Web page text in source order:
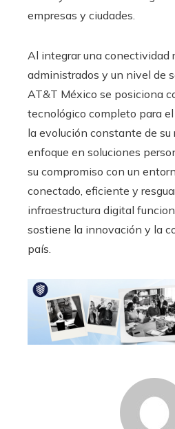
empresas y ciudades.
Al integrar una conectividad
administrados y un nivel de
AT&T México se posiciona
tecnológico completo para
la evolución constante de su
enfoque en soluciones
su compromiso con un
conectado, eficiente y
infraestructura digital
sostiene la innovación y la
país.